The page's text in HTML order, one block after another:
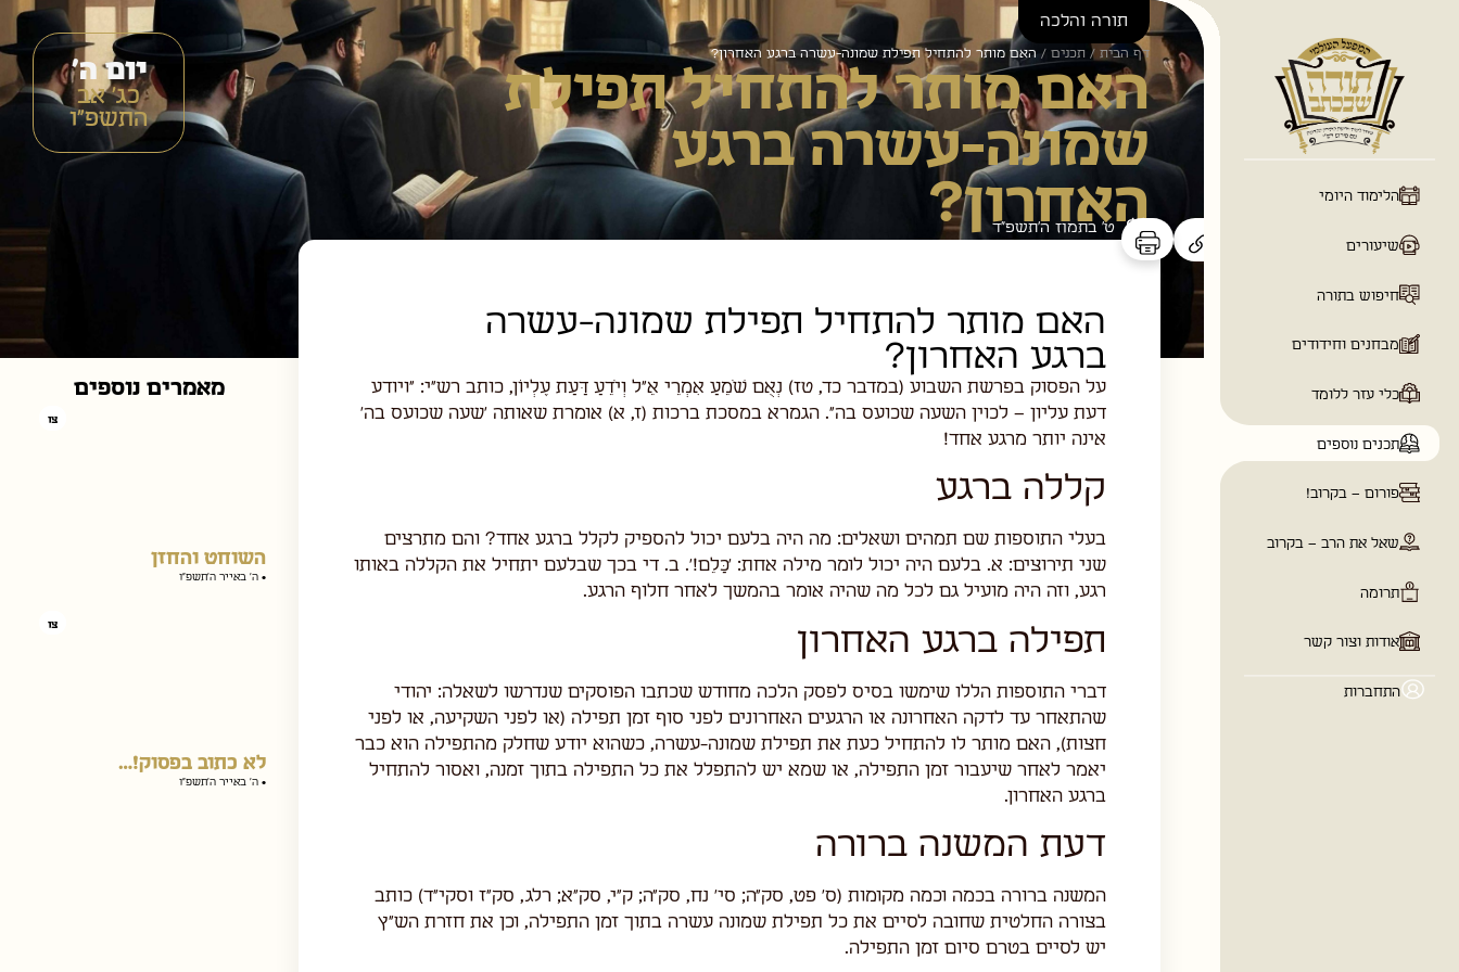
בקרוב
תורה והלכה
דף הבית / תכנים / האם מותר להתחיל תפילת שמונה-עשרה ברגע האחרון?
האם מותר להתחיל תפילת
שמונה-עשרה ברגע
האחרון?
יום ה'
כג׳ אב
התשפ״ו
ט׳ בתמוז ה׳תשפ״ד
האם מותר להתחיל תפילת שמונה-עשרה
ברגע האחרון?
על הפסוק בפרשת השבוע (במדבר כד, טז) נְאֻם שֹׁמֵעַ אִמְרֵי אֵ"ל וְיֹדֵעַ דַּעַת עֶלְיוֹן, כותב רש"י: "ויודע
דעת עליון – לכוין השעה שכועס בה". הגמרא במסכת ברכות (ז, א) אומרת שאותה 'שעה שכועס בה'
אינה יותר מרגע אחד!
קללה ברגע
בעלי התוספות שם תמהים ושאלים: מה היה בלעם יכול להספיק לקלל ברגע אחד? והם מתרצים
שני תירוצים: א. בלעם היה יכול לומר מילה אחת: 'כַּלֵם!'. ב. די בכך שבלעם יתחיל את הקללה באותו
רגע, וזה היה מועיל גם לכל מה שהיה אומר בהמשך לאחר חלוף הרגע.
תפילה ברגע האחרון
דברי התוספות הללו שימשו בסיס לפסק הלכה מחודש שכתבו הפוסקים שנדרשו לשאלה: יהודי
שהתאחר עד לדקה האחרונה או הרגעים האחרונים לפני סוף זמן תפילה (או לפני השקיעה, או לפני
חצות), האם מותר לו להתחיל כעת את תפילת שמונה-עשרה, כשהוא יודע שחלק מהתפילה הוא כבר
יאמר לאחר שיעבור זמן התפילה, או שמא יש להתפלל את כל התפילה בתוך זמנה, ואסור להתחיל
ברגע האחרון.
דעת המשנה ברורה
המשנה ברורה בכמה וכמה מקומות (ס' פט, סק"ה; סי' נח, סק"ה; ק"י, סק"א; רלג, סק"ז וסקי"ד) כותב
בצורה החלטית שחובה לסיים את כל תפילת שמונה עשרה בתוך זמן התפילה, וכן את חזרת הש"ץ
יש לסיים בטרם סיום זמן התפילה.
מאמרים נוספים